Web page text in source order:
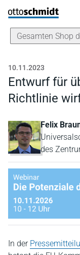
Direkt zum Inhalt
10.11.2023
Entwurf für
Richtlinie
Felix
des
In der